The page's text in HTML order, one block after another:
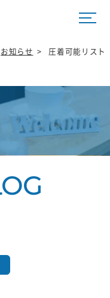
お知らせ >
圧着可能リスト